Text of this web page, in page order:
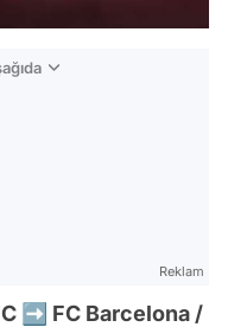
Reklam
➡️ FC Barcelona /